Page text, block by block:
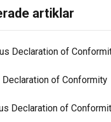
artiklar
Declaration of
Declaration of Conformity
Declaration of